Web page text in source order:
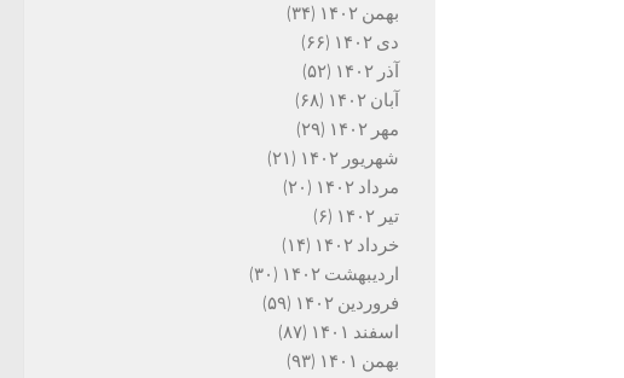
بهمن ۱۴۰۲
(۳۴)
دی ۱۴۰۲
(۶۶)
آذر ۱۴۰۲
(۵۲)
آبان ۱۴۰۲
(۶۸)
مهر ۱۴۰۲
(۲۹)
شهریور ۱۴۰۲
(۲۱)
مرداد ۱۴۰۲
(۲۰)
تیر ۱۴۰۲
(۶)
خرداد ۱۴۰۲
(۱۴)
اردیبهشت ۱۴۰۲
(۳۰)
فروردین ۱۴۰۲
(۵۹)
اسفند ۱۴۰۱
(۸۷)
بهمن ۱۴۰۱
(۹۳)